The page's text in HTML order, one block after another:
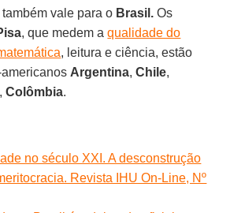
também vale para o Brasil. Os
, que medem aqualidade do
, leitura e ciência, estão
Argentina, Chile,
, Colômbia.
no século XXI. A desconstrução
Revista IHU On-Line, Nº